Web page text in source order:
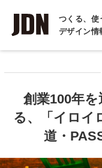
つくる、使
デザイン情
インタビュー
COLUMN
コラム
創業100年
る、「イロ
道・